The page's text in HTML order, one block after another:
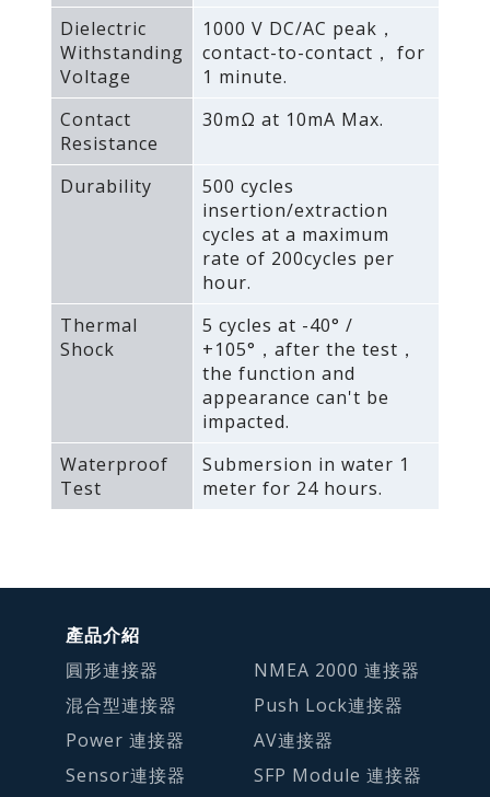
Dielectric
Withstanding
Voltage
1000 V DC/AC peak，
contact-to-contact， for
1 minute.
Contact
Resistance
30mΩ at 10mA Max.
Durability
500 cycles
insertion/extraction
cycles at a maximum
rate of 200cycles per
hour.
Thermal
Shock
5 cycles at -40° /
+105°，after the test，
the function and
appearance can't be
impacted.
Waterproof
Test
Submersion in water 1
meter for 24 hours.
產品介紹
圓形連接器
混合型連接器
Power 連接器
Sensor連接器
NMEA 2000 連接器
Push Lock連接器
AV連接器
SFP Module 連接器